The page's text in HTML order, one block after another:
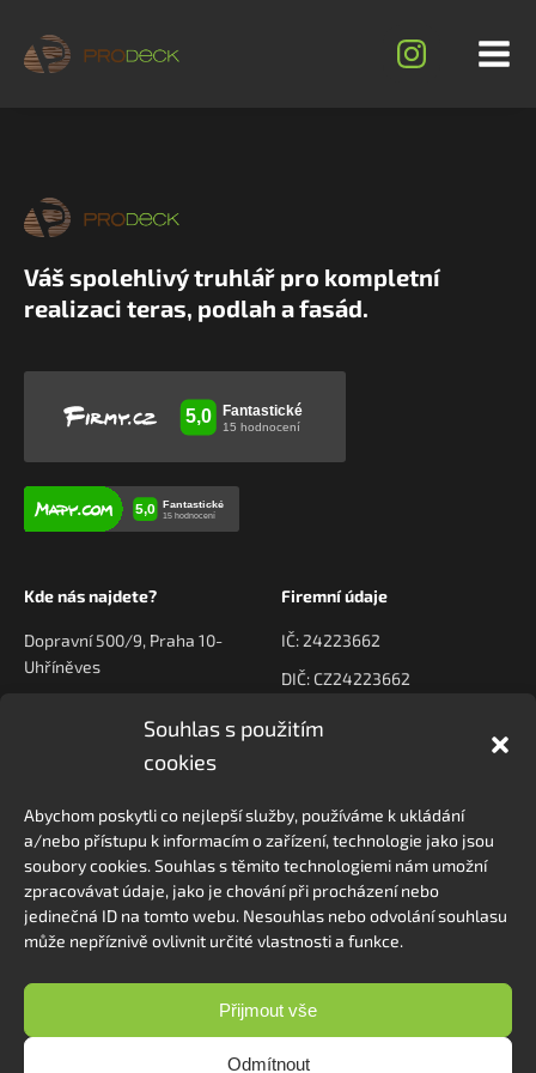
Souhlas s použitím
cookies
Abychom poskytli co nejlepší služby, používáme k ukládání
a/nebo přístupu k informacím o zařízení, technologie jako jsou
soubory cookies. Souhlas s těmito technologiemi nám umožní
zpracovávat údaje, jako je chování při procházení nebo
jedinečná ID na tomto webu. Nesouhlas nebo odvolání souhlasu
může nepříznivě ovlivnit určité vlastnosti a funkce.
Přijmout vše
Odmítnout
Váš spolehlivý truhlář pro kompletní
realizaci teras, podlah a fasád.
Kde nás najdete?
Dopravní 500/9, Praha 10-
Uhříněves
Firemní údaje
IČ: 24223662
DIČ: CZ24223662
Kontaktujte nás
+420 778 222 800
Navigace
O nás
Kontakt